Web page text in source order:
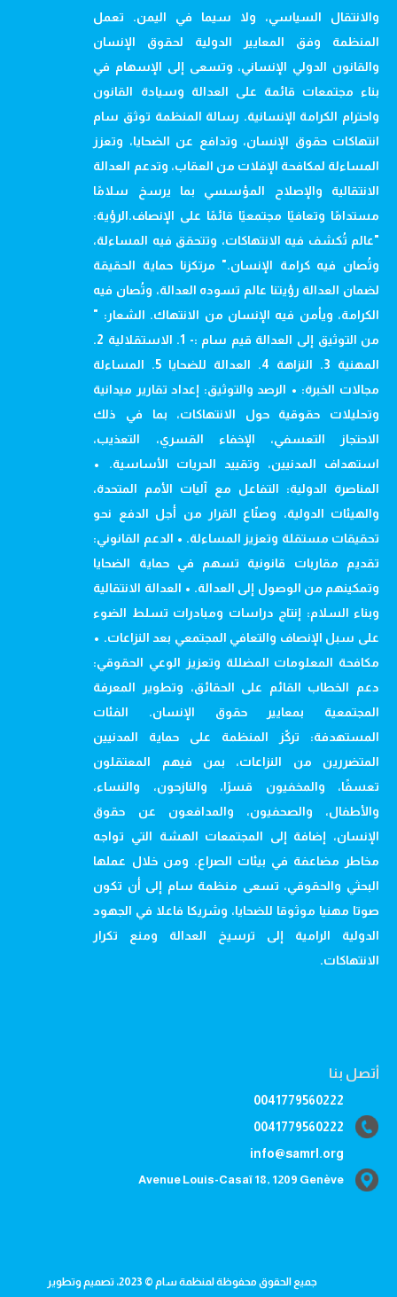
والانتقال السياسي، ولا سيما في اليمن. تعمل
المنظمة وفق المعايير الدولية لحقوق الإنسان
والقانون الدولي الإنساني، وتسعى إلى الإسهام في
بناء مجتمعات قائمة على العدالة وسيادة القانون
واحترام الكرامة الإنسانية. رسالة المنظمة توثق سام
انتهاكات حقوق الإنسان، وتدافع عن الضحايا، وتعزز
المساءلة لمكافحة الإفلات من العقاب، وتدعم العدالة
الانتقالية والإصلاح المؤسسي بما يرسخ سلامًا
مستدامًا وتعافيًا مجتمعيًا قائمًا على الإنصاف.الرؤية:
"عالم تُكشف فيه الانتهاكات، وتتحقق فيه المساءلة،
وتُصان فيه كرامة الإنسان." مرتكزنا حماية الحقيقة
لضمان العدالة رؤيتنا عالم تسوده العدالة، وتُصان فيه
الكرامة، ويأمن فيه الإنسان من الانتهاك. الشعار: "
من التوثيق إلى العدالة قيم سام :- 1. الاستقلالية 2.
المهنية 3. النزاهة 4. العدالة للضحايا 5. المساءلة
مجالات الخبرة: • الرصد والتوثيق: إعداد تقارير ميدانية
وتحليلات حقوقية حول الانتهاكات، بما في ذلك
الاحتجاز التعسفي، الإخفاء القسري، التعذيب،
استهداف المدنيين، وتقييد الحريات الأساسية. •
المناصرة الدولية: التفاعل مع آليات الأمم المتحدة،
والهيئات الدولية، وصنّاع القرار من أجل الدفع نحو
تحقيقات مستقلة وتعزيز المساءلة. • الدعم القانوني:
تقديم مقاربات قانونية تسهم في حماية الضحايا
وتمكينهم من الوصول إلى العدالة. • العدالة الانتقالية
وبناء السلام: إنتاج دراسات ومبادرات تسلط الضوء
على سبل الإنصاف والتعافي المجتمعي بعد النزاعات. •
مكافحة المعلومات المضللة وتعزيز الوعي الحقوقي:
دعم الخطاب القائم على الحقائق، وتطوير المعرفة
المجتمعية بمعايير حقوق الإنسان. الفئات
المستهدفة: تركّز المنظمة على حماية المدنيين
المتضررين من النزاعات، بمن فيهم المعتقلون
تعسفًا، والمخفيون قسرًا، والنازحون، والنساء،
والأطفال، والصحفيون، والمدافعون عن حقوق
الإنسان، إضافة إلى المجتمعات الهشة التي تواجه
مخاطر مضاعفة في بيئات الصراع. ومن خلال عملها
البحثي والحقوقي، تسعى منظمة سام إلى أن تكون
صوتا مهنيا موثوقا للضحايا، وشريكا فاعلا في الجهود
الدولية الرامية إلى ترسيخ العدالة ومنع تكرار
الانتهاكات.
أتصل بنا
0041779560222
0041779560222
info@samrl.org
Avenue Louis-Casaï 18, 1209 Genève
جميع الحقوق محفوظة لمنظمة سام © 2023، تصميم وتطوير